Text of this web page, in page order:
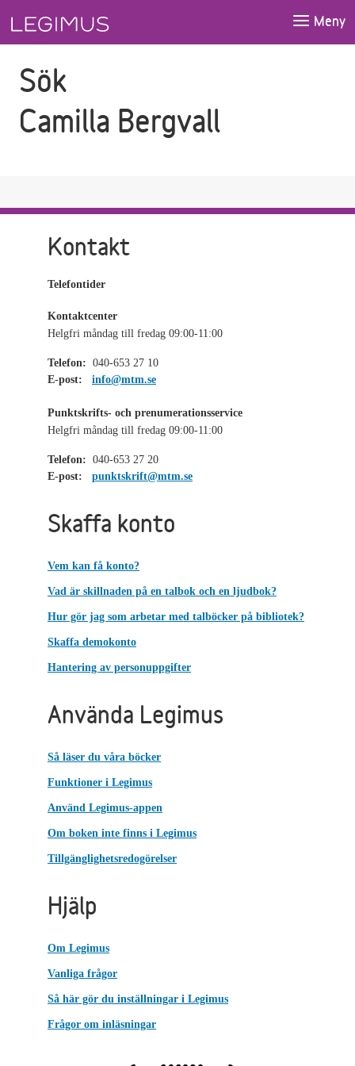
Meny
Sök
Camilla Bergvall
Kontakt
Telefontider
Kontaktcenter
Helgfri måndag till fredag 09:00-11:00
Telefon: 040-653 27 10
E-post:
info@mtm.se
Punktskrifts- och prenumerationsservice
Helgfri måndag till fredag 09:00-11:00
Telefon: 040-653 27 20
E-post:
punktskrift@mtm.se
Skaffa konto
Vem kan få konto?
Vad är skillnaden på en talbok och en ljudbok?
Hur gör jag som arbetar med talböcker på bibliotek?
Skaffa demokonto
Hantering av personuppgifter
Använda Legimus
Så läser du våra böcker
Funktioner i Legimus
Använd Legimus-appen
Om boken inte finns i Legimus
Tillgänglighetsredogörelser
Hjälp
Om Legimus
Vanliga frågor
Så här gör du inställningar i Legimus
Frågor om inläsningar